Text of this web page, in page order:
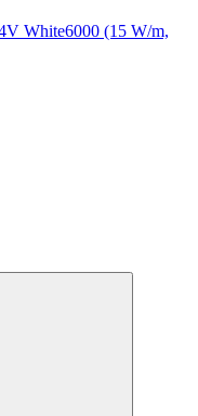
White6000 (15 W/m,